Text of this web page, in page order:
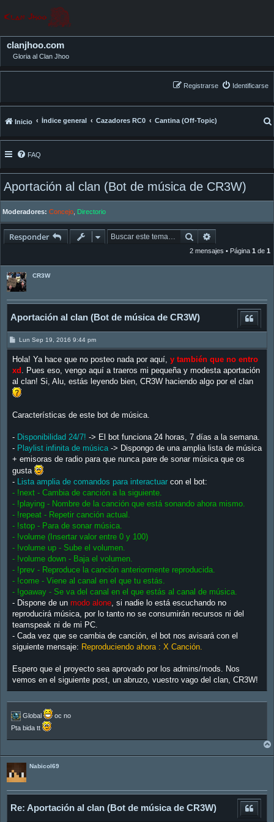
clanjhoo.com
Gloria al Clan Jhoo
Identificarse
Registrarse
Inicio Índice general Cazadores RC0 Cantina (Off-Topic)
FAQ
Aportación al clan (Bot de música de CR3W)
Moderadores: Concejo Directorio
Responder Buscar
2 mensajes • Página 1 de 1
CR3W
Aportación al clan (Bot de música de CR3W)
M
s
a
e
Lun Sep 19, 2016 9:44 pm
Hola! Ya hace que no posteo nada por aquí, y también que no entro
xd . Pues eso, vengo aquí a traeros mi pequeña y modesta aportación
al clan! Si, Alu, estás leyendo bien, CR3W haciendo algo por el clan
Características de este bot de música.
- Disponibilidad 24/7! -> El bot funciona 24 horas, 7 días a la semana.
- Playlist infinita de música-> Dispongo de una amplia lista de música
+ emisoras de radio para que nunca pare de sonar música que os
gusta
- Lista amplia de comandos para interactuar con el bot:
- !next - Cambia de canción a la siguiente.
- !playing - Nombre de la canción que está sonando ahora mismo.
- !repeat - Repetir canción actual.
- !stop - Para de sonar música.
- !volume (Insertar valor entre 0 y 100)
- !volume up - Sube el volumen.
- !volume down - Baja el volumen.
- !prev - Reproduce la canción anteriormente reproducida.
- !come - Viene al canal en el que tu estás.
- !goaway - Se va del canal en el que estás al canal de música.
- Dispone de un modo alone, si nadie lo está escuchando no
reproducirá música, por lo tanto no se consumirán recursos ni del
teamspeak ni de mi PC.
- Cada vez que se cambia de canción, el bot nos avisará con el
siguiente mensaje: Reproduciendo ahora : X Canción.
Espero que el proyecto sea aprovado por los admins/mods. Nos
vemos en el siguiente post, un abruzo, vuestro vago del clan, CR3W!
Global
oc no
Pta bida tt
Nabicol69
Re: Aportación al clan (Bot de música de CR3W)